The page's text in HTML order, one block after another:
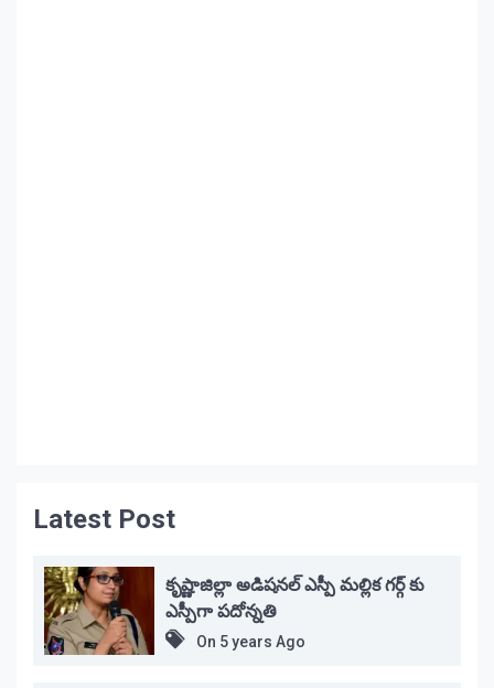
Latest Post
కృష్ణాజిల్లా అడిషనల్ ఎస్పీ మల్లిక గర్గ్ కు
ఎస్పీగా పదోన్నతి
On 5 years Ago